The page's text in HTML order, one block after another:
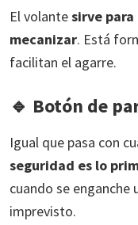
El volantesirve
mecanizar. Está
facilitan el agarre.
🔹 Botón de
Igual que pasa con
seguridad es lo
cuando se enganche
imprevisto.